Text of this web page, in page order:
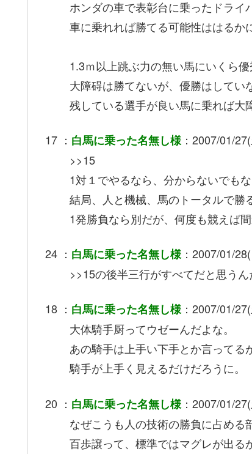
ホンダの車で表彰台に乗ったドライ
車に乗れれば勝てる可能性ははるか
1.3ｍ以上跳ぶ力の無い馬にいくら
大障碍は勝てないが、優勝はしてい
残している選手が良い馬に乗れば大
17 ： 白馬に乗った名無し様 ：2007/01/
>>15
1対１でやるなら、分からないでも
結局、人と機械、馬のトータルで勝
1発勝負なら別だが、何度も競えば間
24 ： 白馬に乗った名無し様 ：2007/01/
>>15の後半三行がすべてだと思う
18 ： 白馬に乗った名無し様：2007/01/
大体騎手厨ってウゼーんだよな。
あの騎手は上手い下手とか言って
騎手が上手く見えるだけだろうに。
20 ： 白馬に乗った名無し様 ：2007/01/
なぜこうも人の技術の勝負に占める
百歩譲って、標準ではマグレが出